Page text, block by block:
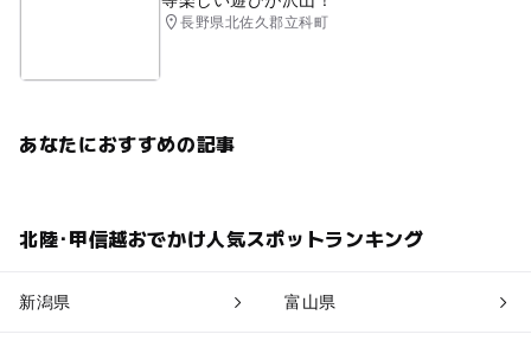
長野県北佐久郡立科町
あなたにおすすめの記事
北陸･甲信越おでかけ人気スポットランキング
新潟県 富山県